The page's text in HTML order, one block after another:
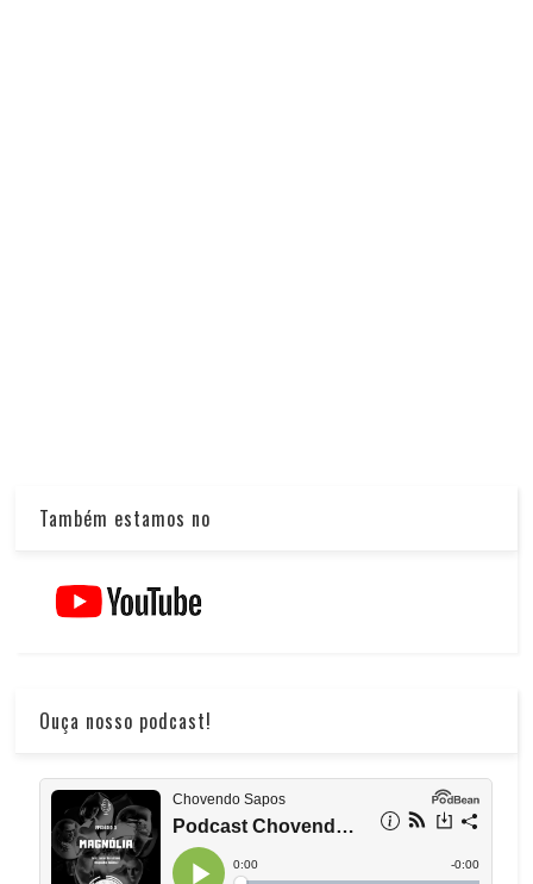
Também estamos no
Ouça nosso podcast!